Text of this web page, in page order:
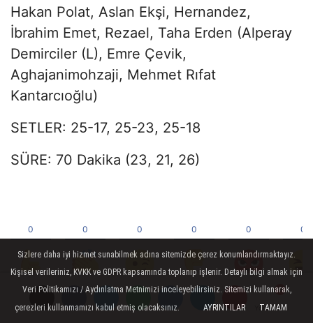
Yorumlar
Yorumlar
Yorumlar
Yorumlar
Hakan Polat, Aslan Ekşi, Hernandez,
İbrahim Emet, Rezael, Taha Erden (Alperay
Demirciler (L), Emre Çevik,
Aghajanimohzaji, Mehmet Rıfat
Kantarcıoğlu)
SETLER: 25-17, 25-23, 25-18
SÜRE: 70 Dakika (23, 21, 26)
Sizlere daha iyi hizmet sunabilmek adına sitemizde çerez konumlandırmaktayız.
Kişisel verileriniz, KVKK ve GDPR kapsamında toplanıp işlenir. Detaylı bilgi almak için
Veri Politikamızı / Aydınlatma Metnimizi inceleyebilirsiniz. Sitemizi kullanarak,
çerezleri kullanmamızı kabul etmiş olacaksınız.
AYRINTILAR TAMAM